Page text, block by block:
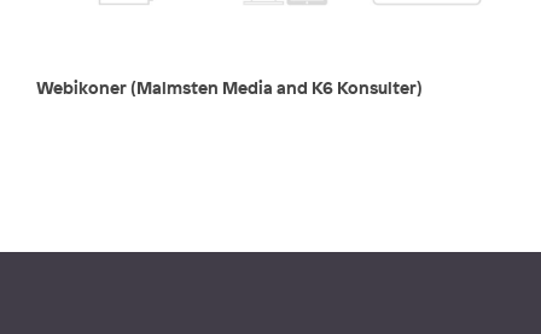
Webikoner (Malmsten Media and K6 Konsulter)